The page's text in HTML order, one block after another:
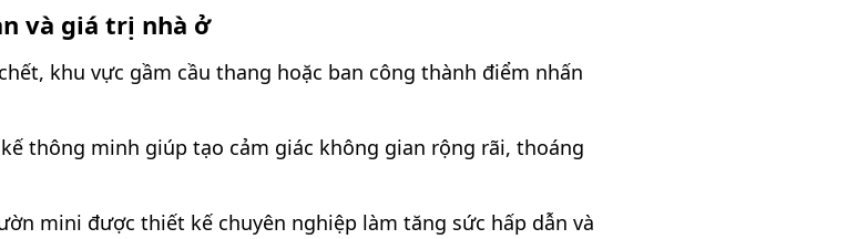
và giá trị nhà ở
khu vực gầm cầu thang hoặc ban công thành điểm nhấn
thông minh giúp tạo cảm giác không gian rộng rãi, thoáng
mini được thiết kế chuyên nghiệp làm tăng sức hấp dẫn và